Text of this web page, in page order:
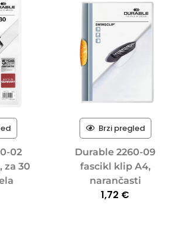
02
za 30
Brzi pregled
Durable 2260-09
fascikl klip A4,
narančasti
1,72 €